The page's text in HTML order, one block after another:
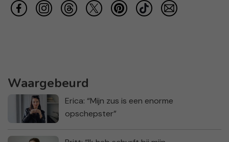
Waargebeurd
Erica: “Mijn zus is een enorme
opschepster”